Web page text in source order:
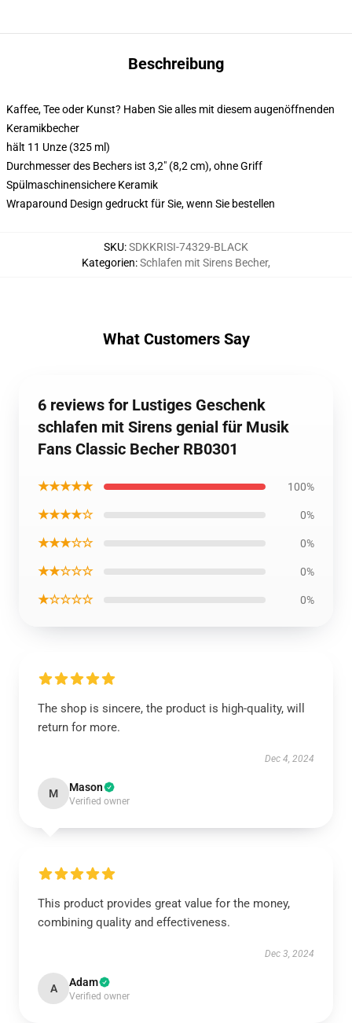
Beschreibung
Kaffee, Tee oder Kunst? Haben Sie alles mit diesem augenöffnenden
Keramikbecher
hält 11 Unze (325 ml)
Durchmesser des Bechers ist 3,2" (8,2 cm), ohne Griff
Spülmaschinensichere Keramik
Wraparound Design gedruckt für Sie, wenn Sie bestellen
SKU:SDKKRISI-74329-BLACK
Kategorien:Schlafen mit Sirens Becher,
What Customers Say
6 reviews for Lustiges Geschenk
schlafen mit Sirens genial für Musik
Fans Classic Becher RB0301
★★★★★ 100%
★★★★☆ 0%
★★★☆☆ 0%
★★☆☆☆ 0%
★☆☆☆☆ 0%
The shop is sincere, the product is high-quality, will
return for more.
Dec 4, 2024
M Mason
Verified owner
This product provides great value for the money,
combining quality and effectiveness.
Dec 3, 2024
A Adam
Verified owner